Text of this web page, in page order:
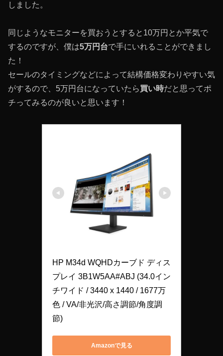
しました。
同じようなモニターを買おうとすると10万円とか平気で
するのですが、僕は5万円台で手にいれることができまし
た！
セールのタイミングなどによって結構価格変わりやすい気
がするので、5万円台になっていたら買い時だと思ってポ
チってみるのが良いと思います！
HP M34d WQHDカーブド ディス
プレイ 3B1W5AA#ABJ (34.0イン
チワイド / 3440 x 1440 / 1677万
色 / VA/非光沢/高さ調節/角度調
節)
Amazonで見る